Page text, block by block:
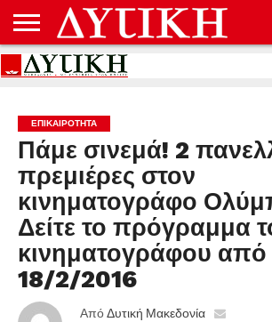
ΑΡΧΙΚΉ
ΕΠΙΚΟΙΝΩΝΊΑ
ΌΡΟΙ
ΠΡΟΣΤΑΣΊΑ
ΕΠΙΚΑΙΡΟΤΗΤΑ
Πάμε σινεμά! 2
πρεμιέρες στον
κινηματογράφο
Δείτε το πρόγραμμα
κινηματογράφου
18/2/2016
Από Δυτική Μακεδονία